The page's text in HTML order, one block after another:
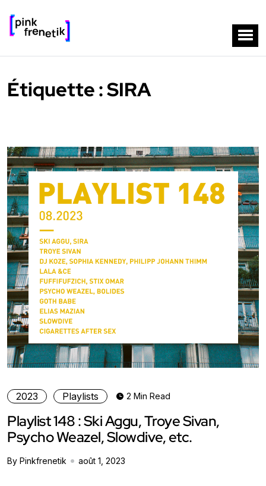
Étiquette :SIRA
2023 Playlists 2 Min Read
Playlist 148 : Ski Aggu, Troye Sivan,
Psycho Weazel, Slowdive, etc.
By Pinkfrenetik août 1, 2023